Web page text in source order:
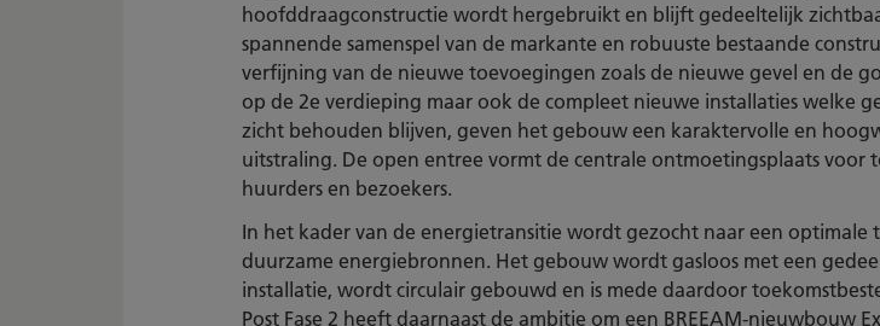
hoofddraagconstructie wordt hergebruikt en blijft gedeeltelijk
spannende samenspel van de markante en robuuste bestaande
verfijning van de nieuwe toevoegingen zoals de nieuwe gevel en de
op de 2e verdieping maar ook de compleet nieuwe installaties welke
zicht behouden blijven, geven het gebouw een karaktervolle en
uitstraling. De open entree vormt de centrale ontmoetingsplaats voor
huurders en bezoekers.
In het kader van de energietransitie wordt gezocht naar een optimale
duurzame energiebronnen. Het gebouw wordt gasloos met een
installatie, wordt circulair gebouwd en is mede daardoor
Post Fase 2 heeft daarnaast de ambitie om een BREEAM-nieuwbouw